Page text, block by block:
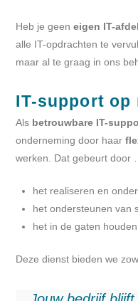
Heb je geeneigen IT-
alle IT-opdrachten te
maar al te graag in ons
IT-support op
Als betrouwbare IT-
onderneming door haar
werken. Dat gebeurt door …
het realiseren en
het ondersteunen van
het in de gaten
Deze dienst bieden we